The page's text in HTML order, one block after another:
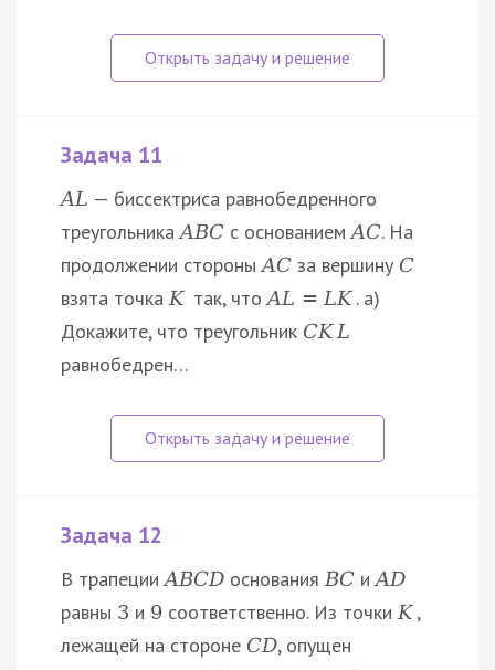
Задача 11
AL — биссектриса равнобедренного
треугольникаABC с основаниемAC. На
продолжении стороныAC за вершину C
взята точкаK так, чтоAL = LK . a)
Докажите, что треугольник CKL
равнобедрен…
Задача 12
В трапецииABCD основанияBC иAD
равны 3 и 9 соответственно. Из точкиK ,
лежащей на стороне CD, опущен